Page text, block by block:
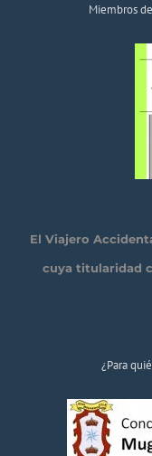
Miembros
El Viajero
cuya titularidad
¿Para